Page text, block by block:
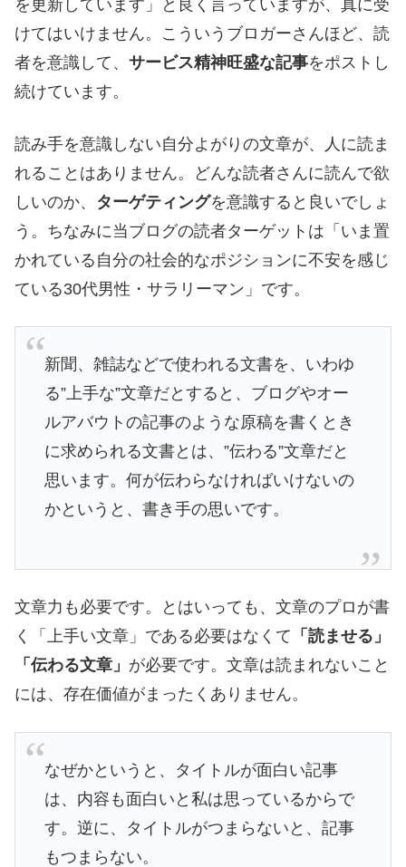
を更新しています」と良く言っていますが、真に受
けてはいけません。こういうブロガーさんほど、読
者を意識して、 サービス精神旺盛な記事をポストし
続けています。
読み手を意識しない自分よがりの文章が、人に読ま
れることはありません。どんな読者さんに読んで欲
しいのか、 ターゲティングを意識すると良いでしょ
う。ちなみに当ブログの読者ターゲットは「いま置
かれている自分の社会的なポジションに不安を感じ
ている30代男性・サラリーマン」です。
新聞、雑誌などで使われる文書を、いわゆ
る”上手な”文章だとすると、ブログやオー
ルアバウトの記事のような原稿を書くとき
に求められる文書とは、”伝わる”文章だと
思います。何が伝わらなければいけないの
かというと、書き手の思いです。
文章力も必要です。とはいっても、文章のプロが書
く「上手い文章」である必要はなくて 「読ませる」
「伝わる文章」 が必要です。文章は読まれないこと
には、存在価値がまったくありません。
なぜかというと、タイトルが面白い記事
は、内容も面白いと私は思っているからで
す。逆に、タイトルがつまらないと、記事
もつまらない。